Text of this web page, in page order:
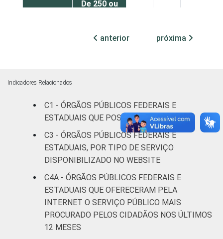
De 250 ou
ocupadas
Fonte: CGI.br/NIC.br, Centro Regional de
Estudos para o Desenvolvimento da
Sociedade da Informação (Cetic.br),
Pesquisa sobre o uso das tecnologias de
informação e comunicação no setor público
brasileiro – TIC Governo Eletrônico 2021.
anterior próxima
Indicadores Relacionados
C1 - ÓRGÃOS PÚBLICOS FEDERAIS E
ESTADUAIS QUE POSSUEM WEBSITE
C3 - ÓRGÃOS PÚBLICOS FEDERAIS E
ESTADUAIS, POR TIPO DE SERVIÇO
DISPONIBILIZADO NO WEBSITE
C4A - ÓRGÃOS PÚBLICOS FEDERAIS E
ESTADUAIS QUE OFERECERAM PELA
INTERNET O SERVIÇO PÚBLICO MAIS
PROCURADO PELOS CIDADÃOS NOS ÚLTIMOS
12 MESES